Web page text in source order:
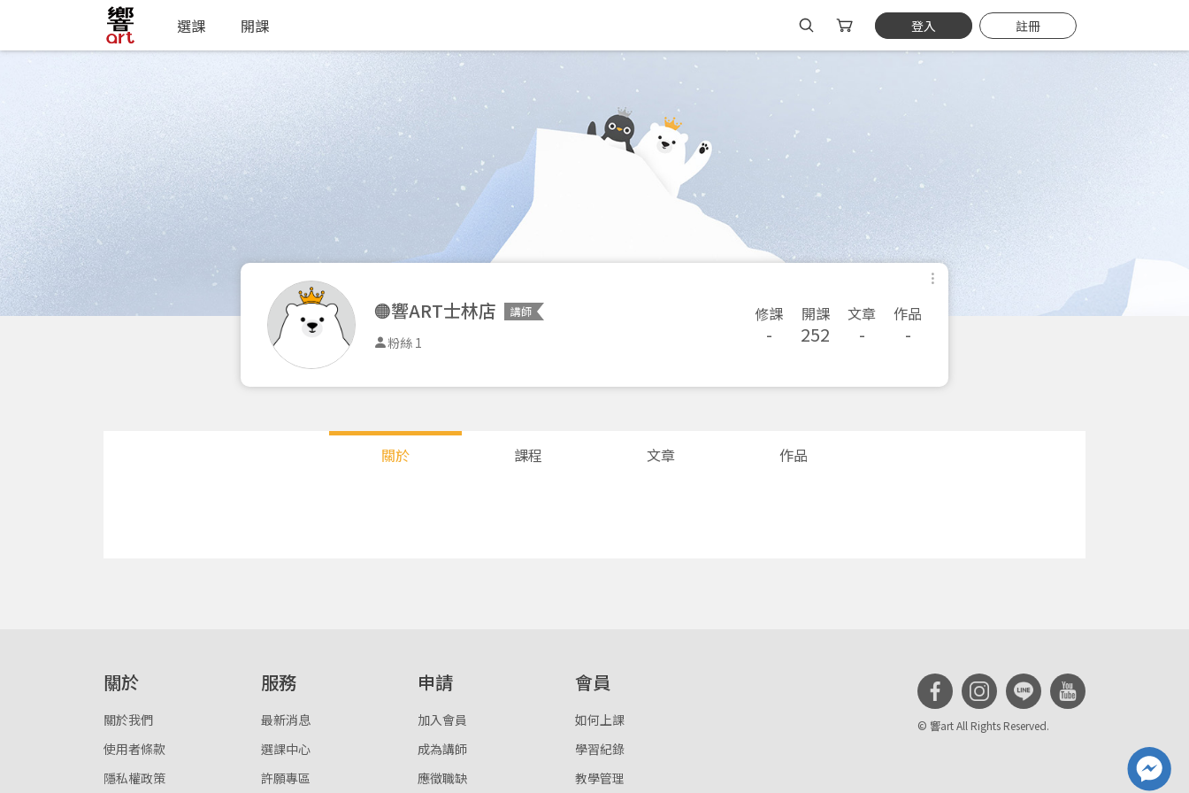
選課 開課 登入 註冊
🟠響ART士林店 講師
粉絲 1
修課
-
開課
252
文章
-
作品
-
關於 課程 文章 作品
關於
關於我們
使用者條款
隱私權政策
服務
最新消息
選課中心
許願專區
申請
加入會員
成為講師
應徵職缺
會員
如何上課
學習紀錄
教學管理
© 響art All Rights Reserved.